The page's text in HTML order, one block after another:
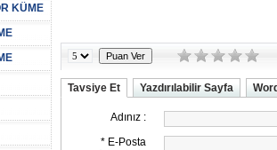
KÜME
Tavsiye Et Yazdırılabilir Sayfa